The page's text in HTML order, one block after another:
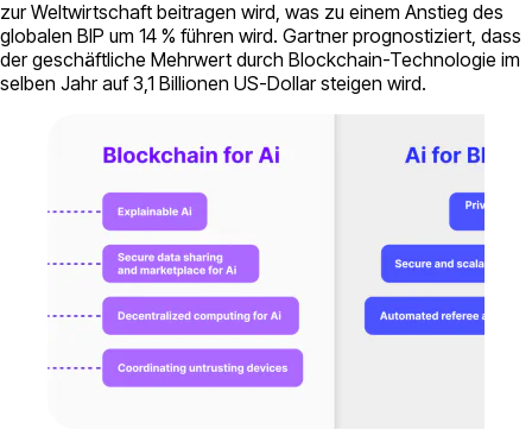
zur Weltwirtschaft beitragen wird, was zu einem Anstieg des
globalen BIP um 14 % führen wird. Gartner prognostiziert, dass
der geschäftliche Mehrwert durch Blockchain-Technologie im
selben Jahr auf 3,1 Billionen US-Dollar steigen wird.